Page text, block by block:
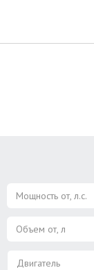
Мощность от, л.с.
Объем от, л
Двигатель